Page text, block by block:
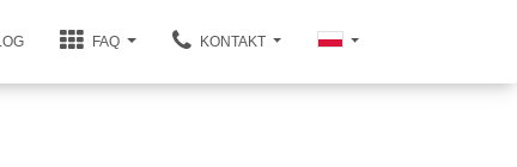
FAQ KONTAKT